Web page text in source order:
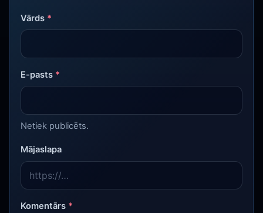
Vārds *
E-pasts *
Netiek publicēts.
Mājaslapa
Komentārs *